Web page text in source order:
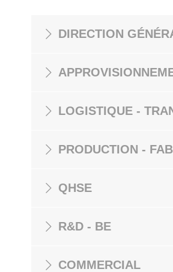
DIRECTION
LOGISTIQUE -
PRODUCTION -
QHSE
R&D - BE
COMMERCIAL